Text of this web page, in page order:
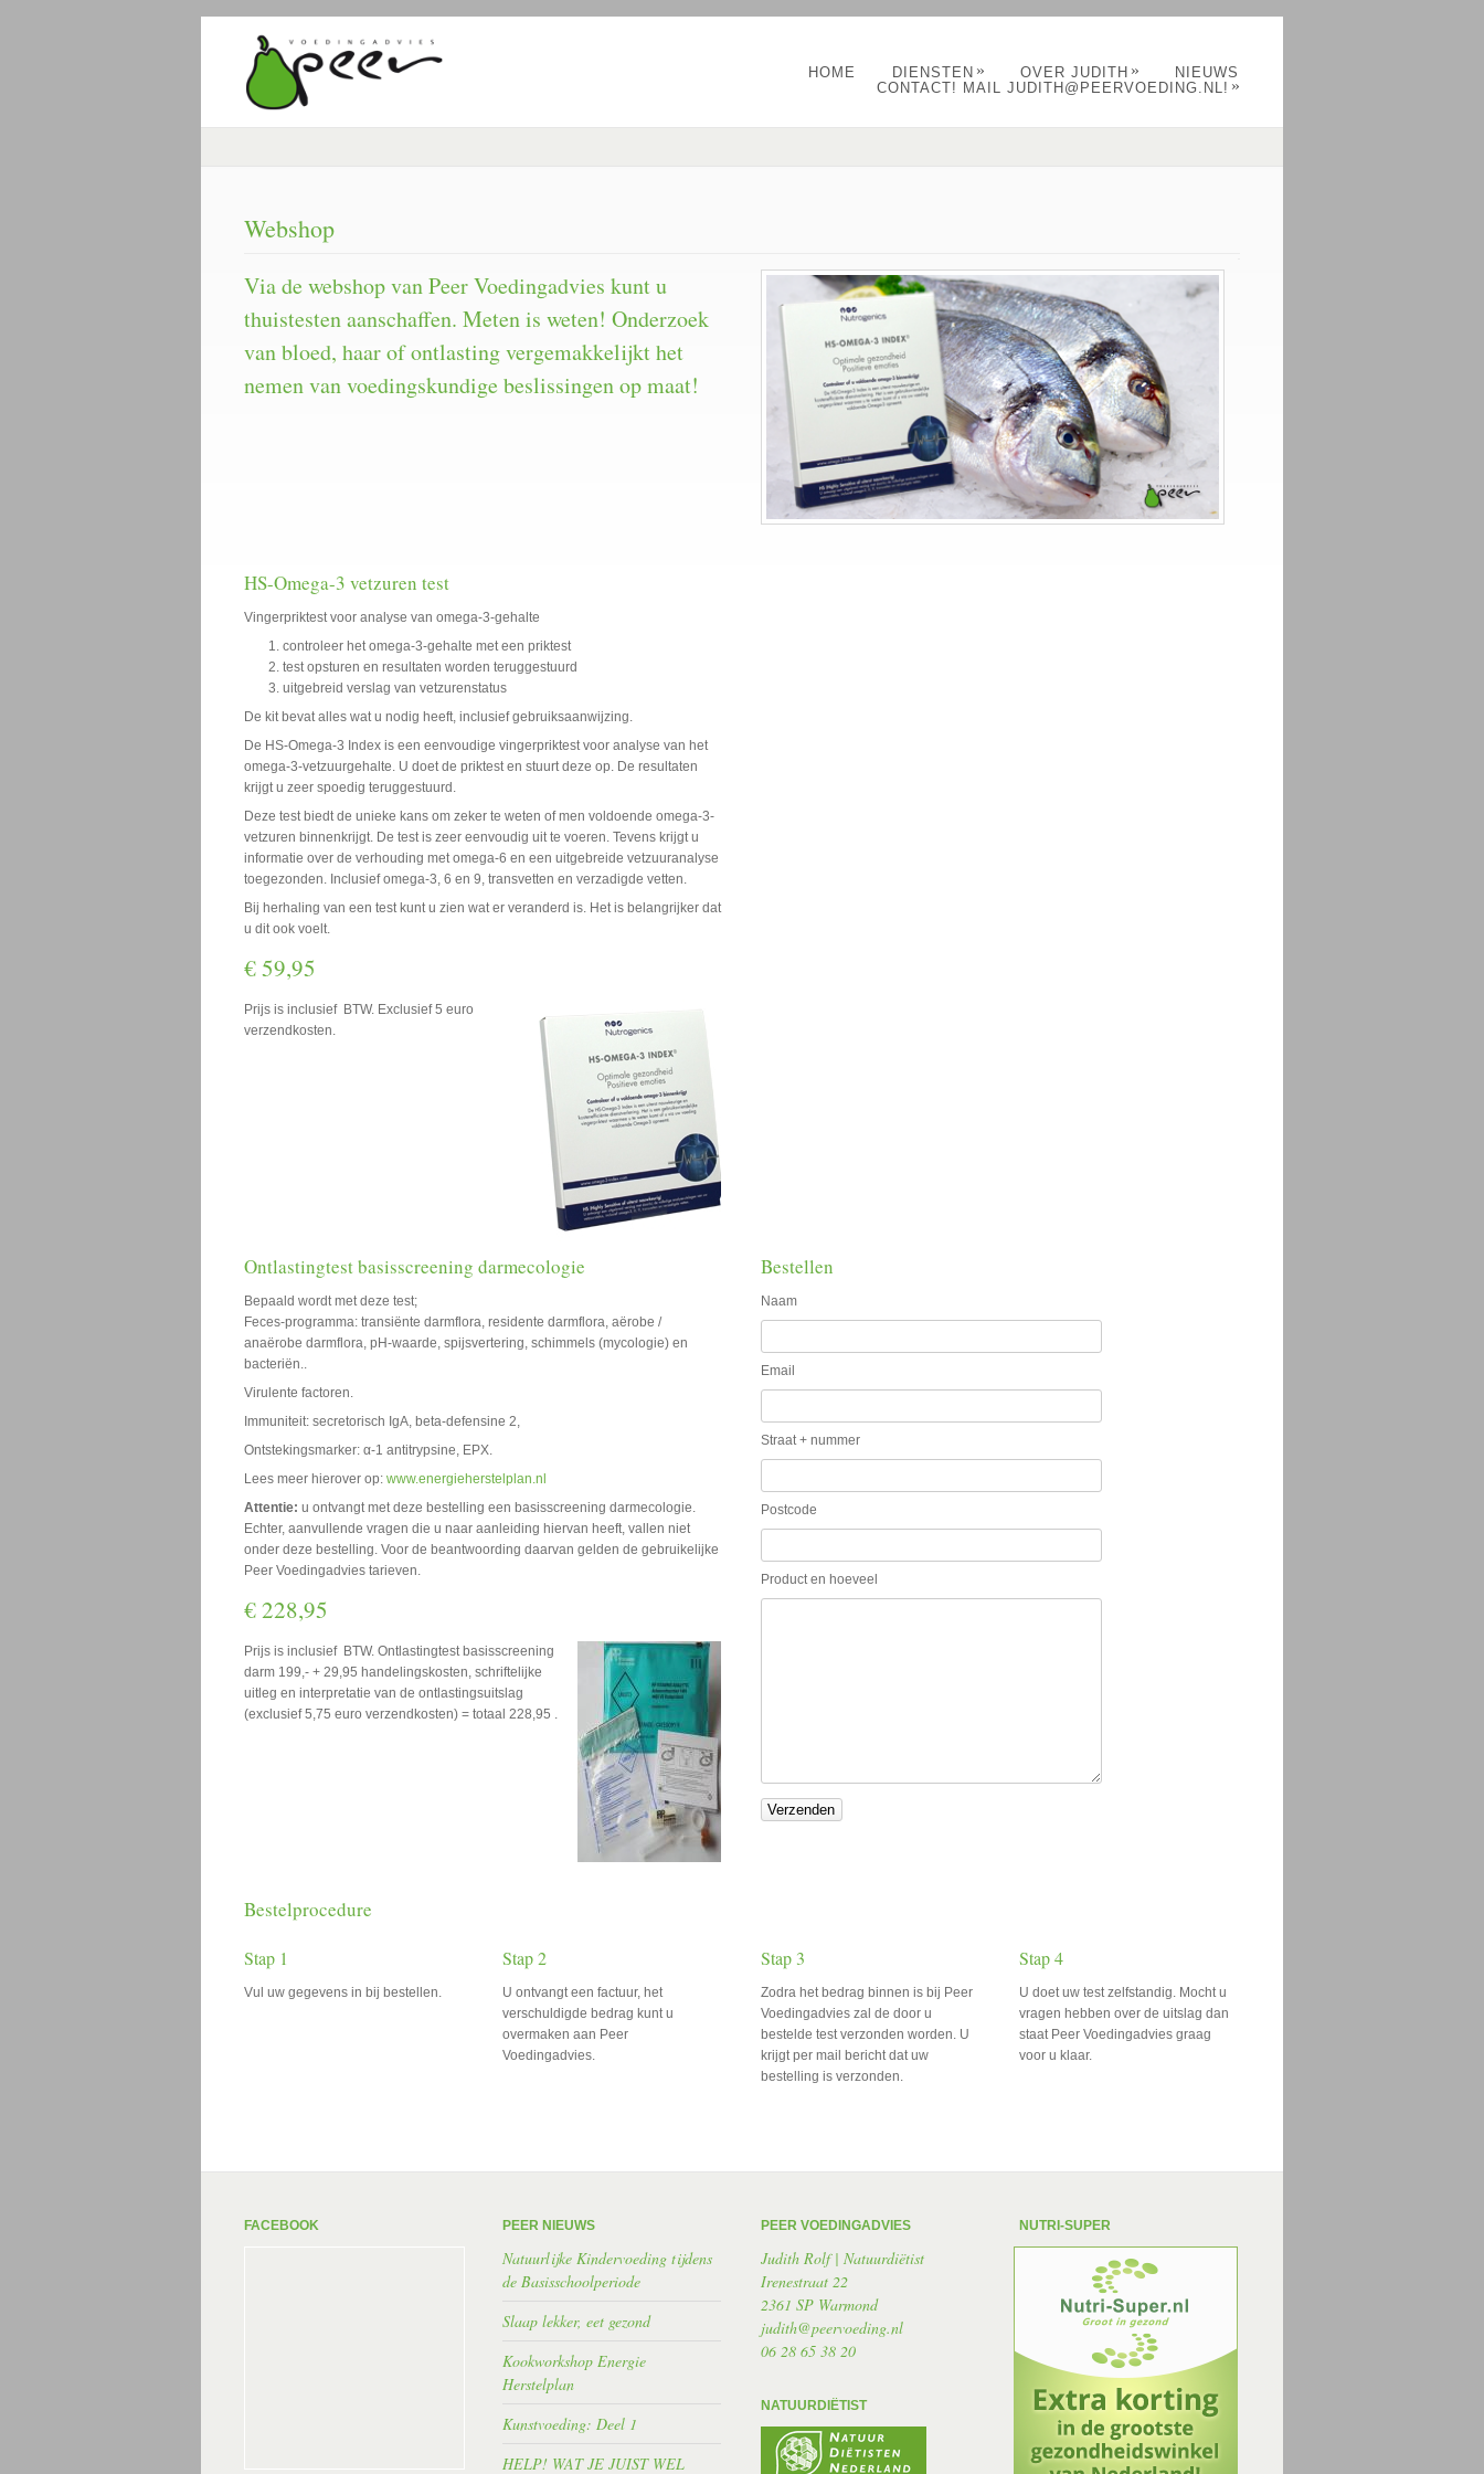
HOME DIENSTEN » OVER JUDITH »
NIEUWS
CONTACT! MAIL JUDITH@PEERVOEDING.NL! »
Webshop
Via de webshop van Peer Voedingadvies kunt u
thuistesten aanschaffen. Meten is weten! Onderzoek
van bloed, haar of ontlasting vergemakkelijkt het
nemen van voedingskundige beslissingen op maat!
HS-Omega-3 vetzuren test
Vingerpriktest voor analyse van omega-3-gehalte
controleer het omega-3-gehalte met een priktest
test opsturen en resultaten worden teruggestuurd
uitgebreid verslag van vetzurenstatus
De kit bevat alles wat u nodig heeft, inclusief gebruiksaanwijzing.
De HS-Omega-3 Index is een eenvoudige vingerpriktest voor analyse van het
omega-3-vetzuurgehalte. U doet de priktest en stuurt deze op. De resultaten
krijgt u zeer spoedig teruggestuurd.
Deze test biedt de unieke kans om zeker te weten of men voldoende omega-3-
vetzuren binnenkrijgt. De test is zeer eenvoudig uit te voeren. Tevens krijgt u
informatie over de verhouding met omega-6 en een uitgebreide vetzuuranalyse
toegezonden. Inclusief omega-3, 6 en 9, transvetten en verzadigde vetten.
Bij herhaling van een test kunt u zien wat er veranderd is. Het is belangrijker dat
u dit ook voelt.
€ 59,95
Prijs is inclusief BTW. Exclusief 5 euro
verzendkosten.
Ontlastingtest basisscreening darmecologie
Bepaald wordt met deze test;
Feces-programma: transiënte darmflora, residente darmflora, aërobe /
anaërobe darmflora, pH-waarde, spijsvertering, schimmels (mycologie) en
bacteriën..
Virulente factoren.
Immuniteit: secretorisch IgA, beta-defensine 2,
Ontstekingsmarker: α-1 antitrypsine, EPX.
Lees meer hierover op:www.energieherstelplan.nl
Attentie:u ontvangt met deze bestelling een basisscreening darmecologie.
Echter, aanvullende vragen die u naar aanleiding hiervan heeft, vallen niet
onder deze bestelling. Voor de beantwoording daarvan gelden de gebruikelijke
Peer Voedingadvies tarieven.
€ 228,95
Prijs is inclusief BTW. Ontlastingtest basisscreening
darm 199,- + 29,95 handelingskosten, schriftelijke
uitleg en interpretatie van de ontlastingsuitslag
(exclusief 5,75 euro verzendkosten) = totaal 228,95 .
Bestellen
Naam
Email
Straat + nummer
Postcode
Product en hoeveel
Bestelprocedure
Stap 1
Vul uw gegevens in bij bestellen.
Stap 2
U ontvangt een factuur, het
verschuldigde bedrag kunt u
overmaken aan Peer
Voedingadvies.
Stap 3
Zodra het bedrag binnen is bij Peer
Voedingadvies zal de door u
bestelde test verzonden worden. U
krijgt per mail bericht dat uw
bestelling is verzonden.
Stap 4
U doet uw test zelfstandig. Mocht u
vragen hebben over de uitslag dan
staat Peer Voedingadvies graag
voor u klaar.
FACEBOOK PEER NIEUWS
Natuurlijke Kindervoeding tijdens
de Basisschoolperiode
Slaap lekker, eet gezond
Kookworkshop Energie
Herstelplan
Kunstvoeding: Deel 1
HELP! WAT JE JUIST WEL
PEER VOEDINGADVIES
Judith Rolf | Natuurdiëtist
Irenestraat 22
2361 SP Warmond
judith@peervoeding.nl
06 28 65 38 20
NATUURDIËTIST
NUTRI-SUPER